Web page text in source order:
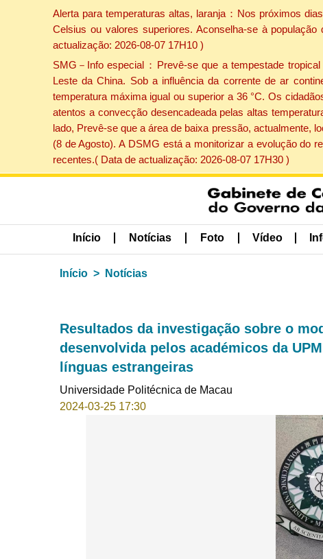
Alerta para temperaturas altas, laranja：Nos próximos
Celsius ou valores superiores. Aconselha-se à
actualização: 2026-08-07 17H10 )
SMG－Info especial：Prevê-se que a tempestade
Leste da China. Sob a influência da corrente de ar
temperatura máxima igual ou superior a 36 °C. Os
atentos a convecção desencadeada pelas altas
lado, Prevê-se que a área de baixa pressão, actualmente,
(8 de Agosto). A DSMG está a monitorizar a evolução do
recentes.( Data de actualização: 2026-08-07 17H30 )
Início Notícias Foto Vídeo
Início Notícias
Resultados da investigação sobre o
desenvolvida pelos académicos da
línguas estrangeiras
Universidade Politécnica de Macau
2024-03-25 17:30